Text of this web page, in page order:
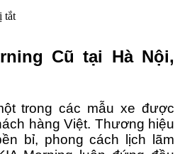
tắtở
Cũ
Cũ tại Hà Nội,
trong các mẫu xe được
hàng Việt. Thương hiệu
bỉ, phong cách lịch lãm